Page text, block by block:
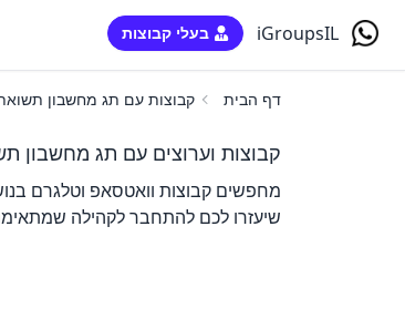
iGroupsIL בעלי קבוצות
דף הבית קבוצות עם תג מחשבון
קבוצות וערוצים עם תג מחשבון
מחפשים קבוצות וואטסאפ וטלגרם
שיעזרו לכם להתחבר לקהילה